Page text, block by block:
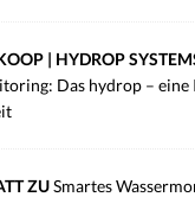
| HYDROP
Das hydrop – eine
ZUSmartes